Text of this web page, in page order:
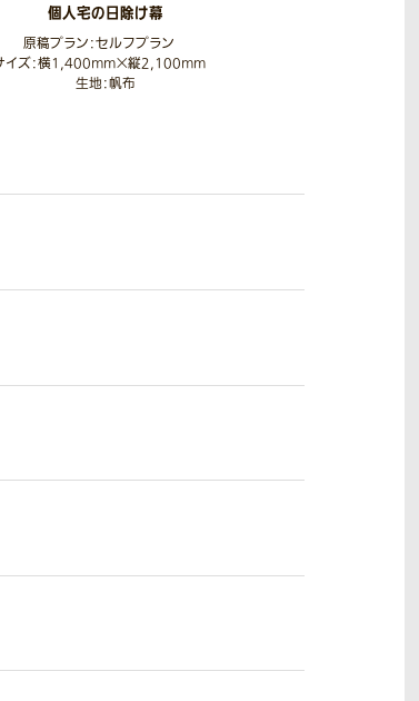
個人宅の日除け幕
原稿プラン：セルフプラン
イズ：横1,400mm×縦2,100mm
生地：帆布